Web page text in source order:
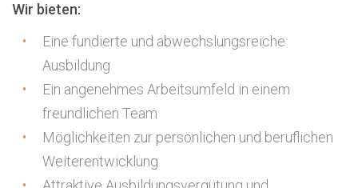
Wir bieten:
Eine fundierte und abwechslungsreiche
Ausbildung
Ein angenehmes Arbeitsumfeld in einem
freundlichen Team
Möglichkeiten zur persönlichen und beruflichen
Weiterentwicklung